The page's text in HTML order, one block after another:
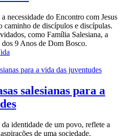
necessidade do Encontro com Jesus
caminho de discípulos e discípulas.
como Família Salesiana, a
9 Anos de Dom Bosco.
salesianas para a
identidade de um povo, reflete a
de uma sociedade.